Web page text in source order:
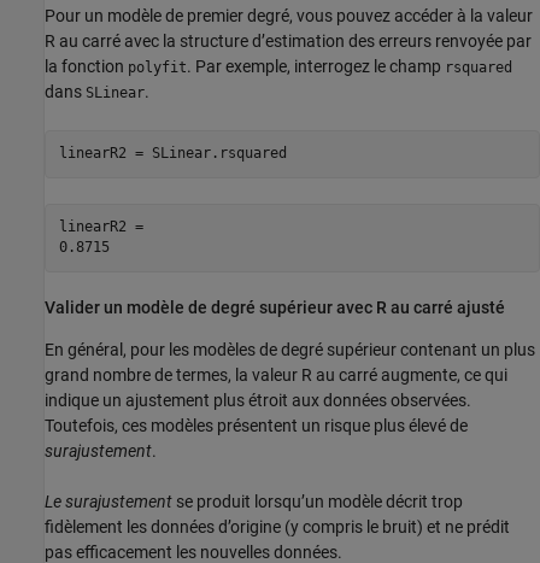
Pour un modèle de premier degré, vous pouvez accéder à la valeur
R au carré avec la structure d’estimation des erreurs renvoyée par
la fonction polyfit. Par exemple, interrogez le champ rsquared
dans SLinear.
linearR2 = SLinear.rsquared
linearR2 =
Valider un modèle de degré supérieur avec R au carré ajusté
En général, pour les modèles de degré supérieur contenant un plus
grand nombre de termes, la valeur R au carré augmente, ce qui
indique un ajustement plus étroit aux données observées.
Toutefois, ces modèles présentent un risque plus élevé de
surajustement.
Le surajustement se produit lorsqu’un modèle décrit trop
fidèlement les données d’origine (y compris le bruit) et ne prédit
pas efficacement les nouvelles données.